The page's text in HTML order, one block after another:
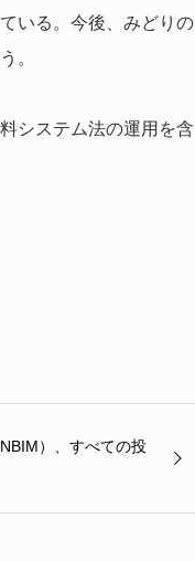
いる。今後、みどりの
。
システム法の運用を含
）、すべての投